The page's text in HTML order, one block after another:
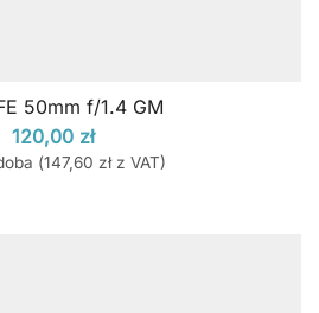
50mm f/1.4 GM
120,00 zł
(147,60 złz VAT)